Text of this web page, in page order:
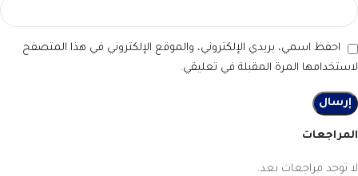
المراجعات
لا توجد مراجعات بعد.
احفظ اسمي، بريدي الإلكتروني، والموقع الإلكتروني في هذا المتصفح
لاستخدامها المرة المقبلة في تعليقي.